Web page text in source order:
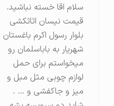
سلام اقا خسته نباشید.
قیمت نیسان اثاثکشی
بلوار رسول اکرم باغستان
شهریار به باباسلمان رو
میخواستم برای حمل
لوازم چوبی مثل مبل و
میز و جاکفشی و … .